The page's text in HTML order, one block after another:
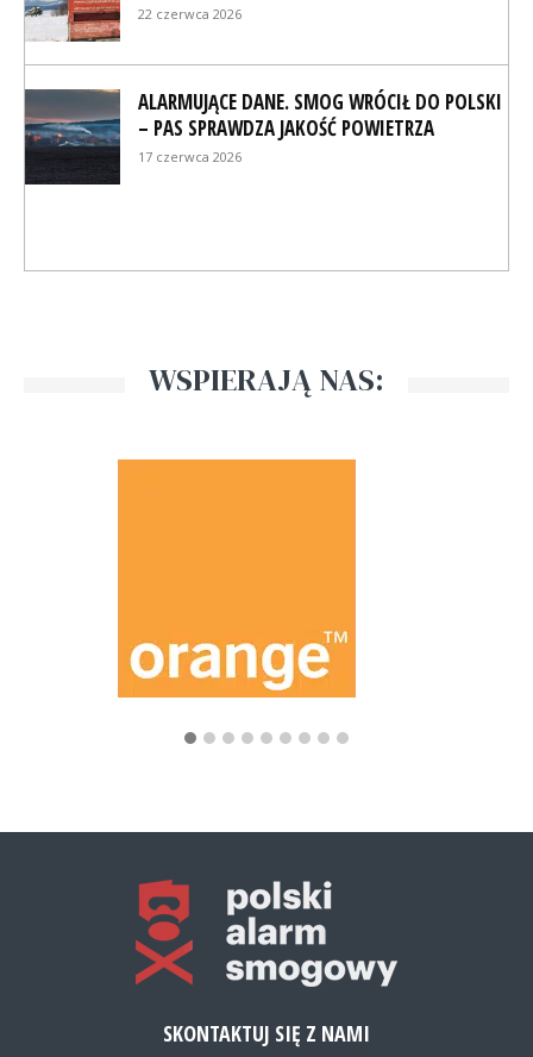
22 czerwca 2026
ALARMUJĄCE DANE. SMOG WRÓCIŁ DO POLSKI
– PAS SPRAWDZA JAKOŚĆ POWIETRZA
17 czerwca 2026
WSPIERAJĄ NAS:
SKONTAKTUJ SIĘ Z NAMI